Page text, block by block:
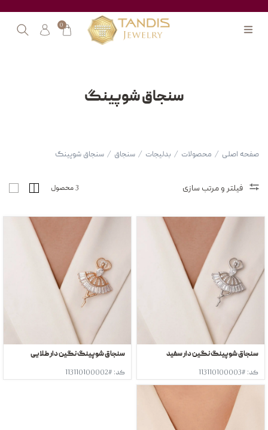
0
سنجاق شوپینگ
صفحه اصلی / محصولات / بدلیجات / سنجاق / سنجاق شوپینگ
فیلتر و مرتب سازی 3 محصول
سنجاق شوپینگ نگین دار سفید
کد: #113110100003
سنجاق شوپینگ نگین دار طلایی
کد: #113110100002